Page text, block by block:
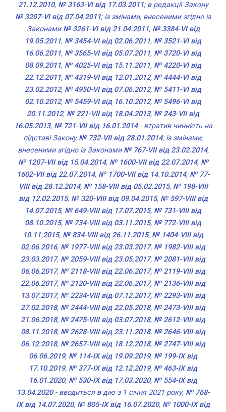
21.12.2010, № 3163-VI від 17.03.2011; в редакції Закону
№ 3207-VI від 07.04.2011; із змінами, внесеними згідно із
Законами № 3261-VI від 21.04.2011, № 3384-VI від
19.05.2011, № 3454-VI від 02.06.2011, № 3521-VI від
16.06.2011, № 3565-VI від 05.07.2011, № 3720-VI від
08.09.2011, № 4025-VI від 15.11.2011, № 4220-VI від
22.12.2011, № 4319-VI від 12.01.2012, № 4444-VI від
23.02.2012, № 4950-VI від 07.06.2012, № 5411-VI від
02.10.2012, № 5459-VI від 16.10.2012, № 5496-VI від
20.11.2012, № 221-VII від 18.04.2013, № 243-VII від
16.05.2013, № 721-VII від 16.01.2014- втратив чинність на
підставі Закону№ 732-VII від 28.01.2014; із змінами,
внесеними згідно із Законами № 767-VII від 23.02.2014,
№ 1207-VII від 15.04.2014, № 1600-VII від 22.07.2014, №
1602-VII від 22.07.2014, № 1700-VII від 14.10.2014, № 77-
VIII від 28.12.2014, № 158-VIII від 05.02.2015, № 198-VIII
від 12.02.2015, № 320-VIII від 09.04.2015, № 597-VIII від
14.07.2015, № 649-VIII від 17.07.2015, № 731-VIII від
08.10.2015, № 734-VIII від 03.11.2015, № 772-VIII від
10.11.2015, № 834-VIII від 26.11.2015, № 1404-VIII від
02.06.2016, № 1977-VIII від 23.03.2017, № 1982-VIII від
23.03.2017, № 2059-VIII від 23.05.2017, № 2081-VIII від
06.06.2017, № 2118-VIII від 22.06.2017, № 2119-VIII від
22.06.2017, № 2120-VIII від 22.06.2017, № 2136-VIII від
13.07.2017, № 2234-VIII від 07.12.2017, № 2293-VIII від
27.02.2018, № 2444-VIII від 22.05.2018, № 2473-VIII від
21.06.2018, № 2475-VIII від 03.07.2018, № 2612-VIII від
08.11.2018, № 2628-VIII від 23.11.2018, № 2646-VIII від
06.12.2018, № 2657-VIII від 18.12.2018, № 2747-VIII від
06.06.2019, № 114-IX від 19.09.2019, № 199-IX від
17.10.2019, № 377-IX від 12.12.2019, № 463-IX від
16.01.2020, № 530-IX від 17.03.2020, № 554-IX від
13.04.2020- вводиться в дію з 1 січня 2021 року, № 768-
IX від 14.07.2020, № 805-IX від 16.07.2020, № 1000-IX від